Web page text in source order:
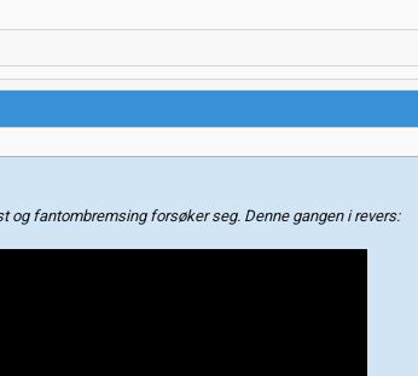
og fantombremsing forsøker seg. Denne gangen i revers: